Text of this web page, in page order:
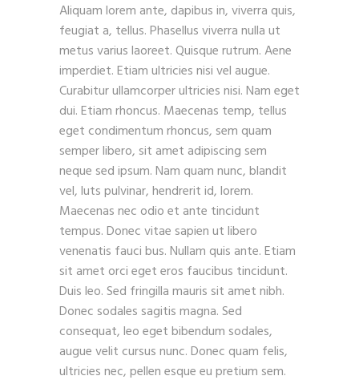
Aliquam lorem ante, dapibus in, viverra quis,
feugiat a, tellus. Phasellus viverra nulla ut
metus varius laoreet. Quisque rutrum. Aene
imperdiet. Etiam ultricies nisi vel augue.
Curabitur ullamcorper ultricies nisi. Nam eget
dui. Etiam rhoncus. Maecenas temp, tellus
eget condimentum rhoncus, sem quam
semper libero, sit amet adipiscing sem
neque sed ipsum. Nam quam nunc, blandit
vel, luts pulvinar, hendrerit id, lorem.
Maecenas nec odio et ante tincidunt
tempus. Donec vitae sapien ut libero
venenatis fauci bus. Nullam quis ante. Etiam
sit amet orci eget eros faucibus tincidunt.
Duis leo. Sed fringilla mauris sit amet nibh.
Donec sodales sagitis magna. Sed
consequat, leo eget bibendum sodales,
augue velit cursus nunc. Donec quam felis,
ultricies nec, pellen esque eu pretium sem.